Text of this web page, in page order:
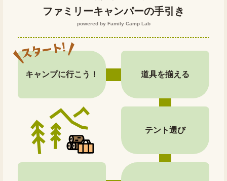
ファミリーキャンパーの手引き
powered by Family Camp Lab
キャンプに行こう！ 道具を揃える
テント選び